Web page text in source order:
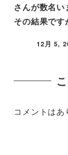
さんが数名い
その結果で
12月 5,
コメントはあ